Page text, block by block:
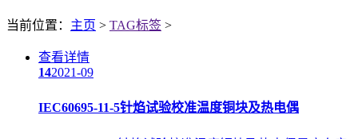
当前位置： 主页 > TAG标签 >
查看详情
142021-09
IEC60695-11-5针焰试验校准温度铜块及热电偶